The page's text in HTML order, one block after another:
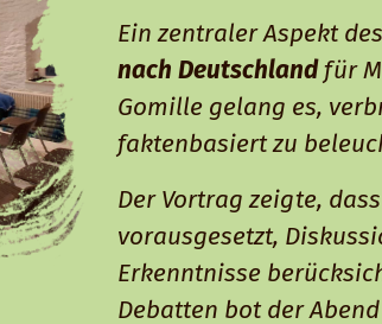
Ein zentraler Aspekt
nach Deutschland für
Gomille gelang es,
faktenbasiert zu
Der Vortrag zeigte,
vorausgesetzt,
Erkenntnisse
Debatten bot der